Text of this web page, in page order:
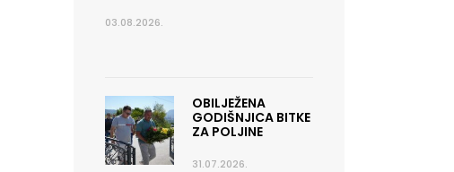
03.08.2026.
OBILJEŽENA
GODIŠNJICA BITKE
ZA POLJINE
31.07.2026.